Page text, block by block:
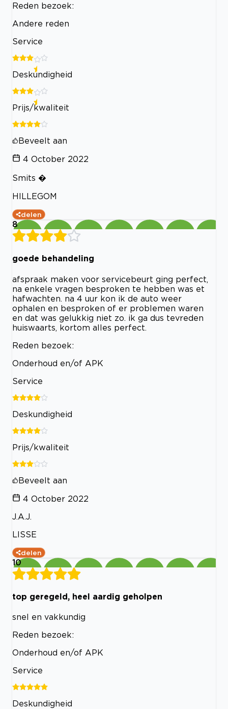
Reden bezoek:
Andere reden
Service
Deskundigheid
Prijs/kwaliteit
Beveelt aan
4 October 2022
Smits �
HILLEGOM
delen
8
goede behandeling
afspraak maken voor servicebeurt ging perfect,
na enkele vragen besproken te hebben was et
hafwachten. na 4 uur kon ik de auto weer
ophalen en besproken of er problemen waren
en dat was gelukkig niet zo. ik ga dus tevreden
huiswaarts, kortom alles perfect.
Reden bezoek:
Onderhoud en/of APK
Service
Deskundigheid
Prijs/kwaliteit
Beveelt aan
4 October 2022
J.A.J.
LISSE
delen
10
top geregeld, heel aardig geholpen
snel en vakkundig
Reden bezoek:
Onderhoud en/of APK
Service
Deskundigheid